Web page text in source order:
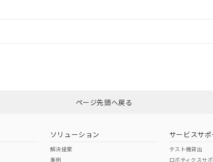
ダウンロードはこちら
（日本
（アメリカ
ページ先頭へ戻る
ソリューション
解決提案
事例
サービスサポ
テスト機貸出
ロボティクスサ